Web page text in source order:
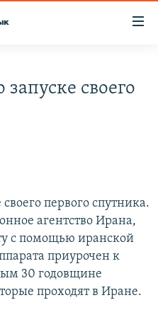
своего
первого спутника.
агентство Ирана,
с помощью иранской
приурочен к
30 годовщине
проходят в Иране.